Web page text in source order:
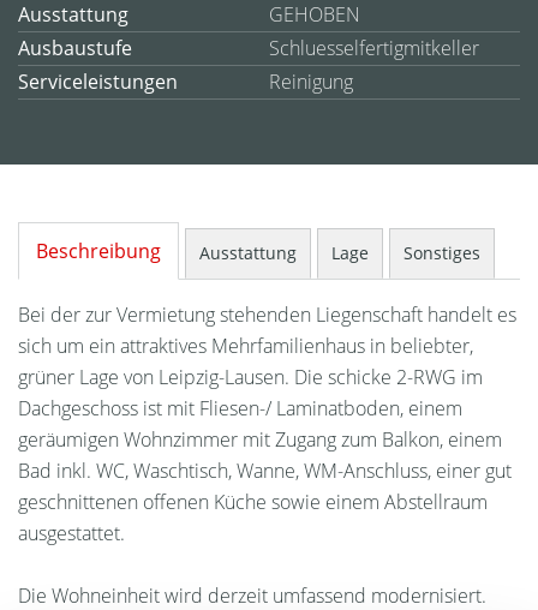
Ausstattung
GEHOBEN
Ausbaustufe
Schluesselfertigmitkeller
Serviceleistungen
Reinigung
Beschreibung Ausstattung Lage Sonstiges
Bei der zur Vermietung stehenden Liegenschaft handelt es
sich um ein attraktives Mehrfamilienhaus in beliebter,
grüner Lage von Leipzig-Lausen. Die schicke 2-RWG im
Dachgeschoss ist mit Fliesen-/ Laminatboden, einem
geräumigen Wohnzimmer mit Zugang zum Balkon, einem
Bad inkl. WC, Waschtisch, Wanne, WM-Anschluss, einer gut
geschnittenen offenen Küche sowie einem Abstellraum
ausgestattet.
Die Wohneinheit wird derzeit umfassend modernisiert.